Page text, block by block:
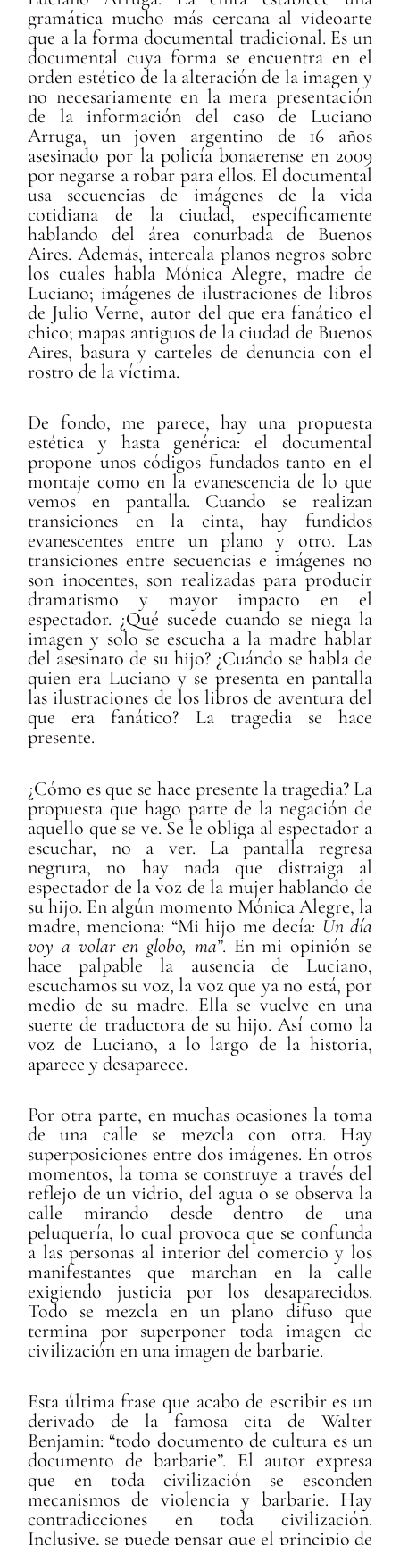
gramática mucho más cercana al videoarte
que a la forma documental tradicional. Es un
documental cuya forma se encuentra en el
orden estético de la alteración de la imagen y
no necesariamente en la mera presentación
de la información del caso de Luciano
Arruga, un joven argentino de 16 años
asesinado por la policía bonaerense en 2009
por negarse a robar para ellos. El documental
usa secuencias de imágenes de la vida
cotidiana de la ciudad, específicamente
hablando del área conurbada de Buenos
Aires. Además, intercala planos negros sobre
los cuales habla Mónica Alegre, madre de
Luciano; imágenes de ilustraciones de libros
de Julio Verne, autor del que era fanático el
chico; mapas antiguos de la ciudad de Buenos
Aires, basura y carteles de denuncia con el
rostro de la víctima.
De fondo, me parece, hay una propuesta
estética y hasta genérica: el documental
propone unos códigos fundados tanto en el
montaje como en la evanescencia de lo que
vemos en pantalla. Cuando se realizan
transiciones en la cinta, hay fundidos
evanescentes entre un plano y otro. Las
transiciones entre secuencias e imágenes no
son inocentes, son realizadas para producir
dramatismo y mayor impacto en el
espectador. ¿Qué sucede cuando se niega la
imagen y solo se escucha a la madre hablar
del asesinato de su hijo? ¿Cuándo se habla de
quien era Luciano y se presenta en pantalla
las ilustraciones de los libros de aventura del
que era fanático? La tragedia se hace
presente.
¿Cómo es que se hace presente la tragedia? La
propuesta que hago parte de la negación de
aquello que se ve. Se le obliga al espectador a
escuchar, no a ver. La pantalla regresa
negrura, no hay nada que distraiga al
espectador de la voz de la mujer hablando de
su hijo. En algún momento Mónica Alegre, la
madre, menciona: “Mi hijo me decía: Un día
voy a volar en globo, ma”. En mi opinión se
hace palpable la ausencia de Luciano,
escuchamos su voz, la voz que ya no está, por
medio de su madre. Ella se vuelve en una
suerte de traductora de su hijo. Así como la
voz de Luciano, a lo largo de la historia,
aparece y desaparece.
Por otra parte, en muchas ocasiones la toma
de una calle se mezcla con otra. Hay
superposiciones entre dos imágenes. En otros
momentos, la toma se construye a través del
reflejo de un vidrio, del agua o se observa la
calle mirando desde dentro de una
peluquería, lo cual provoca que se confunda
a las personas al interior del comercio y los
manifestantes que marchan en la calle
exigiendo justicia por los desaparecidos.
Todo se mezcla en un plano difuso que
termina por superponer toda imagen de
civilización en una imagen de barbarie.
Esta última frase que acabo de escribir es un
derivado de la famosa cita de Walter
Benjamin: “todo documento de cultura es un
documento de barbarie”. El autor expresa
que en toda civilización se esconden
mecanismos de violencia y barbarie. Hay
contradicciones en toda civilización.
Inclusive, se puede pensar que el principio de